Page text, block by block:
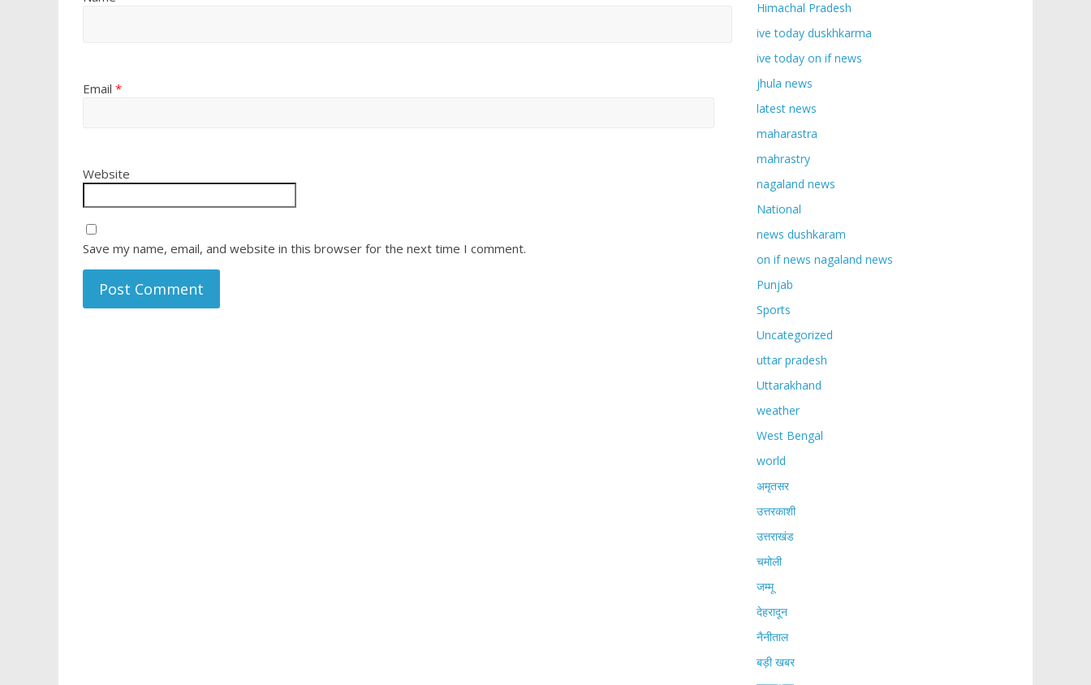
Email *
Website
Save my name, email, and website in this browser for the next time I comment.
Himachal Pradesh
ive today duskhkarma
ive today on if news
jhula news
latest news
maharastra
mahrastry
nagaland news
National
news dushkaram
on if news nagaland news
Punjab
Sports
Uncategorized
uttar pradesh
Uttarakhand
weather
West Bengal
world
अमृतसर
उत्तरकाशी
उत्तराखंड
चमोली
जम्मू
देहरादून
नैनीताल
बड़ी खबर